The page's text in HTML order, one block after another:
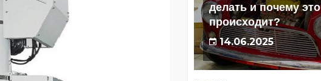
делать и почему это
происходит?
14.06.2025